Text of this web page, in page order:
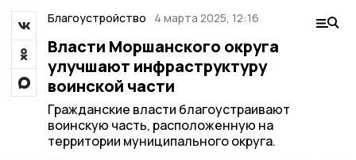
Благоустройство 4 марта 2025, 12:16
Власти Моршанского округа
улучшают инфраструктуру
воинской части
Гражданские власти благоустраивают
воинскую часть, расположенную на
территории муниципального округа.